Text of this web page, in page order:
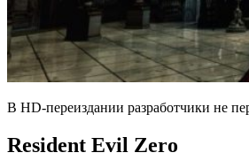
В HD-переиздании разработчики не
Resident Evil Zero